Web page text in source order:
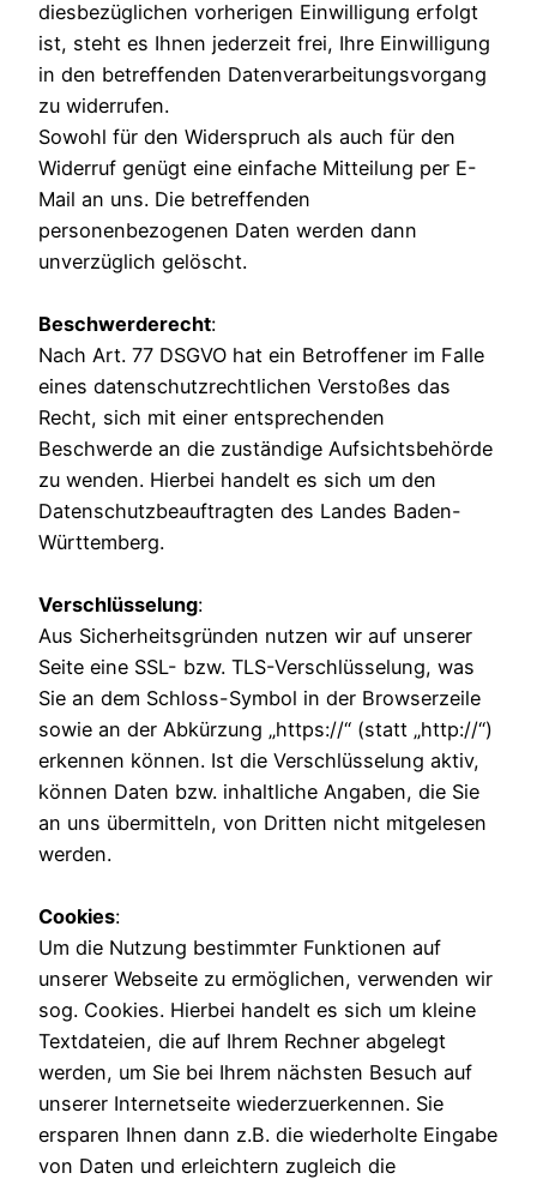
diesbezüglichen vorherigen Einwilligung erfolgt
ist, steht es Ihnen jederzeit frei, Ihre Einwilligung
in den betreffenden Datenverarbeitungsvorgang
zu widerrufen.
Sowohl für den Widerspruch als auch für den
Widerruf genügt eine einfache Mitteilung per E-
Mail an uns. Die betreffenden
personenbezogenen Daten werden dann
unverzüglich gelöscht.
Beschwerderecht:
Nach Art. 77 DSGVO hat ein Betroffener im Falle
eines datenschutzrechtlichen Verstoßes das
Recht, sich mit einer entsprechenden
Beschwerde an die zuständige Aufsichtsbehörde
zu wenden. Hierbei handelt es sich um den
Datenschutzbeauftragten des Landes Baden-
Württemberg.
Verschlüsselung:
Aus Sicherheitsgründen nutzen wir auf unserer
Seite eine SSL- bzw. TLS-Verschlüsselung, was
Sie an dem Schloss-Symbol in der Browserzeile
sowie an der Abkürzung „https://“ (statt „http://“)
erkennen können. Ist die Verschlüsselung aktiv,
können Daten bzw. inhaltliche Angaben, die Sie
an uns übermitteln, von Dritten nicht mitgelesen
werden.
Cookies:
Um die Nutzung bestimmter Funktionen auf
unserer Webseite zu ermöglichen, verwenden wir
sog. Cookies. Hierbei handelt es sich um kleine
Textdateien, die auf Ihrem Rechner abgelegt
werden, um Sie bei Ihrem nächsten Besuch auf
unserer Internetseite wiederzuerkennen. Sie
ersparen Ihnen dann z.B. die wiederholte Eingabe
von Daten und erleichtern zugleich die